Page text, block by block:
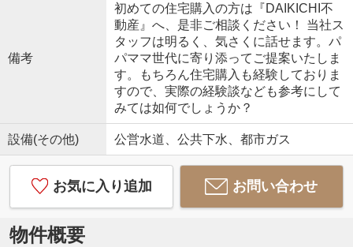
備考
初めての住宅購入の方は『DAIKICHI不
動産』へ、是非ご相談ください！ 当社ス
タッフは明るく、気さくに話せます。パ
パママ世代に寄り添ってご提案いたしま
す。もちろん住宅購入も経験しておりま
すので、実際の経験談なども参考にして
みては如何でしょうか？
設備(その他) 公営水道、公共下水、都市ガス
お気に入り追加 お問い合わせ
物件概要